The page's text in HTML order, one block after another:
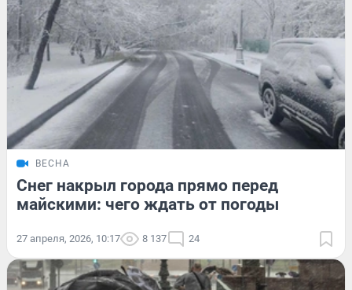
ВЕСНА
Снег накрыл города прямо перед
майскими: чего ждать от погоды
27 апреля, 2026, 10:17 8 137 24